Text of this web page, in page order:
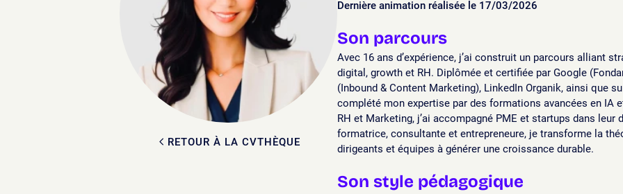
RETOUR À LA CVTHÈQUE
Dernière animation réalisée le 17/03/2026
Son parcours
Avec 16 ans d’expérience, j’ai construit un parcours alliant
digital, growth et RH. Diplômée et certifiée par Google
(Inbound & Content Marketing), LinkedIn Organik, ainsi que
complété mon expertise par des formations avancées en IA
RH et Marketing, j’ai accompagné PME et startups dans leur
formatrice, consultante et entrepreneure, je transforme la
dirigeants et équipes à générer une croissance durable.
Son style pédagogique